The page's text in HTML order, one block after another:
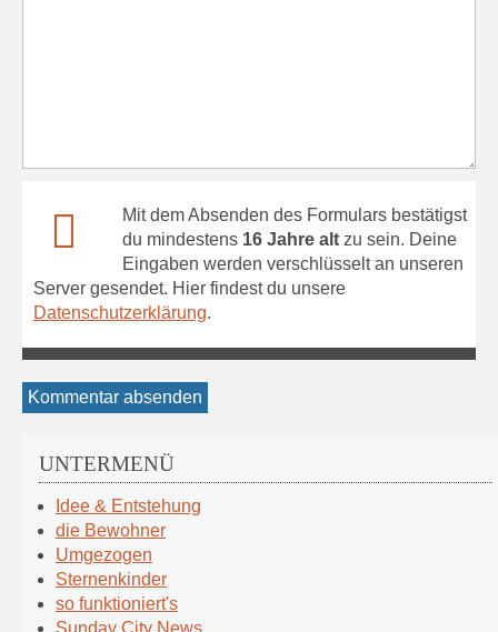
Mit dem Absenden des Formulars bestätigst
du mindestens 16 Jahre alt zu sein. Deine
Eingaben werden verschlüsselt an unseren
Server gesendet. Hier findest du unsere
Datenschutzerklärung.
Kommentar absenden
UNTERMENÜ
Navigation
überspringen
Idee & Entstehung
die Bewohner
Umgezogen
Sternenkinder
so funktioniert's
Sunday City News